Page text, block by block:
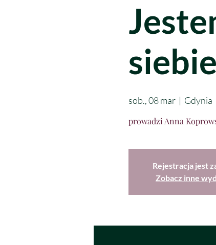
siebie
sob., 08 mar
  |
Gdynia
prowadzi Anna
Rejestracja jest
Zobacz inne